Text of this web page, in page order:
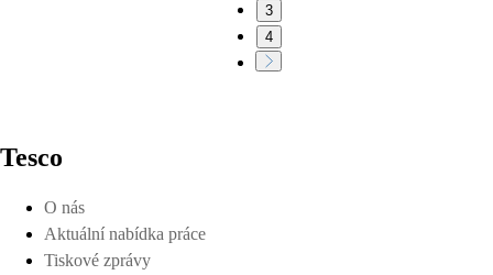
3
4
Tesco
O nás
Aktuální nabídka práce
Tiskové zprávy